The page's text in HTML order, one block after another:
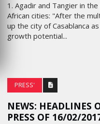
1. Agadir and Tangier in
African cities: "After the
up the city of Casablanca
growth potential...
PRESS'
NEWS: HEADLINES
PRESS OF 16/02/